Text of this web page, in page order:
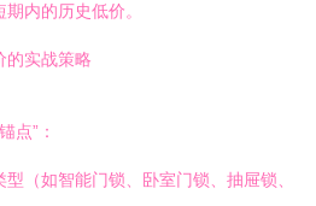
内的历史低价。
的实战策略
点”：
（如智能门锁、卧室门锁、抽屉锁、